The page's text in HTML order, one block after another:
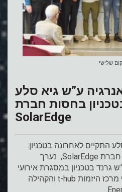
שלישי
ע”ש גיא סלע
בחסות חברת
SolarEdge
התקיים לאחרונה בטכניון.
האירוע, המתקיים בתרומת חברת SolarEdge, נערך
גרנד בטכניון במסגרת אירועי
יום היזמות בטכניון ובשיתוף מרכז היזמות t-hub והקהילה